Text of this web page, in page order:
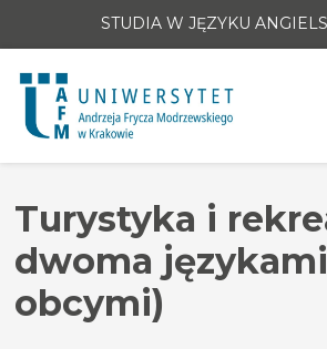
STUDIA W JĘZYKU
Turystyka i
dwoma językami
obcymi)